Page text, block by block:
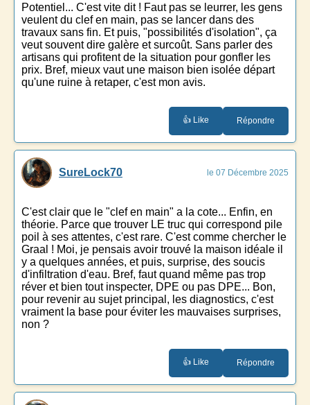
Potentiel... C'est vite dit ! Faut pas se leurrer, les gens
veulent du clef en main, pas se lancer dans des
travaux sans fin. Et puis, "possibilités d'isolation", ça
veut souvent dire galère et surcoût. Sans parler des
artisans qui profitent de la situation pour gonfler les
prix. Bref, mieux vaut une maison bien isolée départ
qu'une ruine à retaper, c'est mon avis.
👍 Like Répondre
SureLock70 le 07 Décembre 2025
C'est clair que le "clef en main" a la cote... Enfin, en
théorie. Parce que trouver LE truc qui correspond pile
poil à ses attentes, c'est rare. C'est comme chercher le
Graal ! Moi, je pensais avoir trouvé la maison idéale il
y a quelques années, et puis, surprise, des soucis
d'infiltration d'eau. Bref, faut quand même pas trop
réver et bien tout inspecter, DPE ou pas DPE... Bon,
pour revenir au sujet principal, les diagnostics, c'est
vraiment la base pour éviter les mauvaises surprises,
non ?
👍 Like Répondre